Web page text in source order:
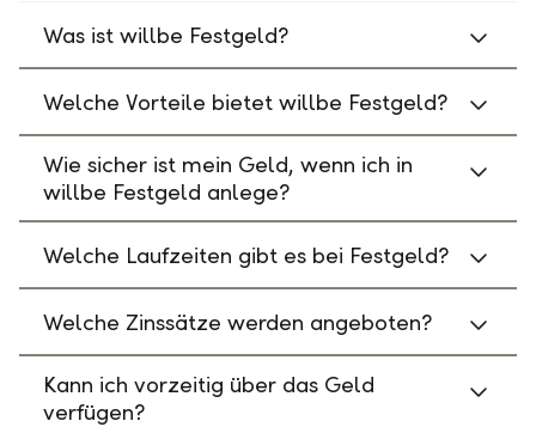
Was ist willbe Festgeld?
Welche Vorteile bietet willbe Festgeld?
Wie sicher ist mein Geld, wenn ich in
willbe Festgeld anlege?
Welche Laufzeiten gibt es bei Festgeld?
Welche Zinssätze werden angeboten?
Kann ich vorzeitig über das Geld
verfügen?